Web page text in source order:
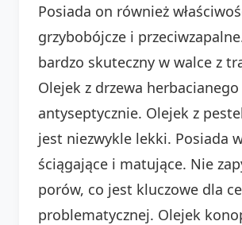
Posiada on również
grzybobójcze i
bardzo skuteczny w walce z
Olejek z drzewa herbacianego
antyseptycznie. Olejek z
jest niezwykle lekki. Posiada
ściągające i matujące. Nie
porów, co jest kluczowe dla
problematycznej. Olejek